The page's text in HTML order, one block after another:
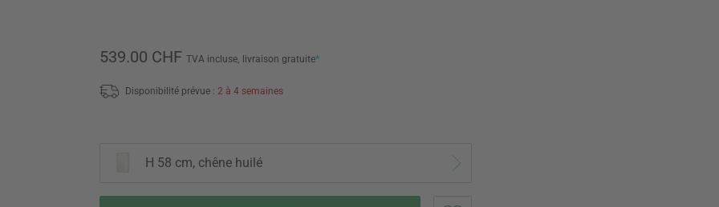
539.00 CHF TVA incluse, livraison gratuite*
Disponibilité prévue : 2 à 4 semaines
H 58 cm, chêne huilé